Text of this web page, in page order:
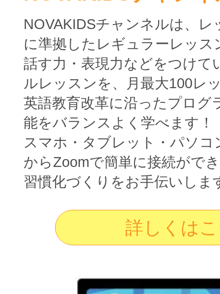
NOVAKIDSチャンネルは、
に準拠したレギュラーレッス
話す力・表現力などをつけて
ルレッスンを、月最大100レ
英語教育改革に沿ったプログ
能をバランスよく学べます！
スマホ・タブレット・パソ
からZoomで簡単に接続がで
習慣化づくりをお手伝いしま
詳しくは